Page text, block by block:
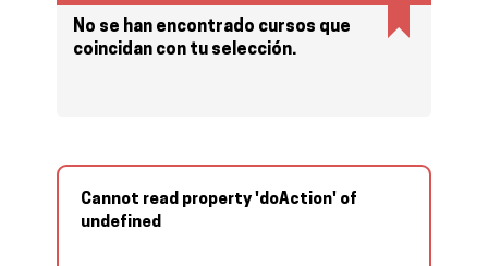
No se han encontrado cursos que
coincidan con tu selección.
Cannot read property 'doAction' of
undefined